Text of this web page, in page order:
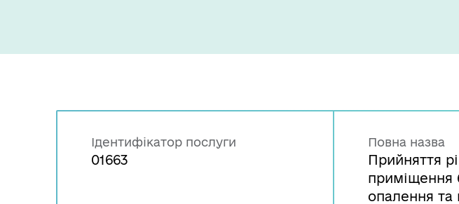
Ідентифікатор послуги
01663
Повна назва
Прийняття
приміщення
опалення та